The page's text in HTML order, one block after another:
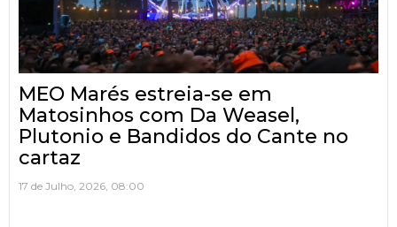
MEO Marés estreia-se em
Matosinhos com Da Weasel,
Plutonio e Bandidos do Cante no
cartaz
17 de Julho, 2026, 08:00